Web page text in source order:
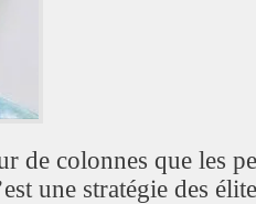
de colonnes que les
une stratégie des